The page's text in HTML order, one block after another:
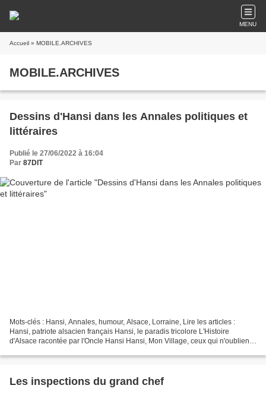
MENU
Accueil » MOBILE.ARCHIVES
MOBILE.ARCHIVES
Dessins d'Hansi dans les Annales politiques et
littéraires
Publié le 27/06/2022 à 16:04
Par 87DIT
Mots-clés : Hansi, Annales, humour, Alsace, Lorraine, Lire les articles :
Hansi, patriote alsacien français Hansi, le paradis tricolore L'Histoire
d'Alsace racontée par l'Oncle Hansi Hansi, Mon Village, ceux qui n'oublient
Les inspections du grand chef